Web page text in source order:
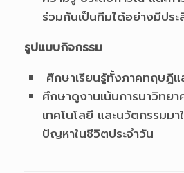
ร่วมกันเป็นทีมได้อย่างมีปร
รูปแบบกิจกรรม
ศึกษาเรียนรู้ทั้งภาคทฤษฎี
ศึกษาดูงานเน้นการนาวิทย
เทคโนโลยี และนวัตกรรมมา
ปัญหาในชีวิตประจำวัน